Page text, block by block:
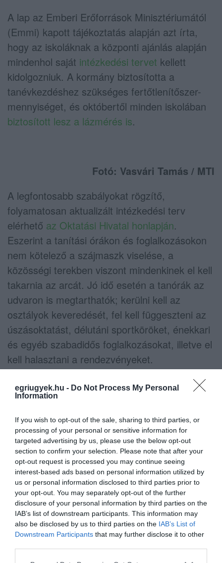
egriugyek.hu - Do Not Process My Personal
Information
If you wish to opt-out of the sale, sharing to third parties, or
processing of your personal or sensitive information for
targeted advertising by us, please use the below opt-out
section to confirm your selection. Please note that after your
opt-out request is processed you may continue seeing
interest-based ads based on personal information utilized by
us or personal information disclosed to third parties prior to
your opt-out. You may separately opt-out of the further
disclosure of your personal information by third parties on the
IAB’s list of downstream participants. This information may
also be disclosed by us to third parties on the IAB’s List of
Downstream Participants that may further disclose it to other
A lap az Emberi Erőforrások Minisztériumától
(Emmi) kapott tájékoztatás alapján azt írta,
hogy az iskoláknak a központi ajánlás alapján
mindenhol saját intézkedési tervet kellett
kidolgozniuk. A kormány biztosította a
tanévkezdéshez szükséges fertőtlenítőszer-
mennyiséget, és októbertől minden iskolában
biztosított lesz a lázmérés is.
Fotó: Vasvári Tamás / MTI
A legfontosabb szabályokat rögzítő,
folyamatosan aktualizált intézkedési terv
elérhető az Oktatási Hivatal honlapján.
Eszerint a tanítási órákon és foglalkozásokon
nem kötelező a szájmaszk viselése, a
közösségi terekben viszont mindenkinek el kell
takarnia az arcát. Jó idő esetén a tanórák az
udvaron is megtarthatók; kerülni kell az
osztályok keveredését, fel kell függeszteni az
úszásoktatást, délutáni sportköröket, énekkari
és egyéb szabadidős foglalkozásokat, illetve el
kell halasztani a rendezvényeket.
A nevelőtestületek főként az online térben
szervezik meg az értekezleteiket és szakmai
léphet be az iskolába.
Ha valahol a gondos óvintézkedések ellenére
mégis megjelenik a fertőzés, akkor kizárólag
az Operatív Törzs dönthet tantermen kívüli,
digitális munkarend bevezetéséről, rendkívüli
szünetet pedig az Oktatási Hivatal rendelhet
el. Gyermekfelügyeletet az online tanítás,
illetve szünet idején is biztosítanak.